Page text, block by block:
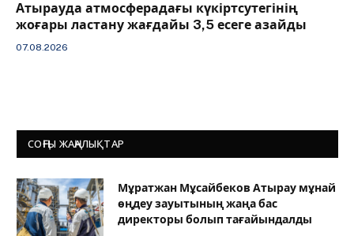
Атырауда атмосферадағы күкіртсутегінің
жоғары ластану жағдайы 3,5 есеге азайды
07.08.2026
СОҢҒЫ ЖАҢАЛЫҚТАР
Мұратжан Мұсайбеков Атырау мұнай
өңдеу зауытының жаңа бас
директоры болып тағайындалды